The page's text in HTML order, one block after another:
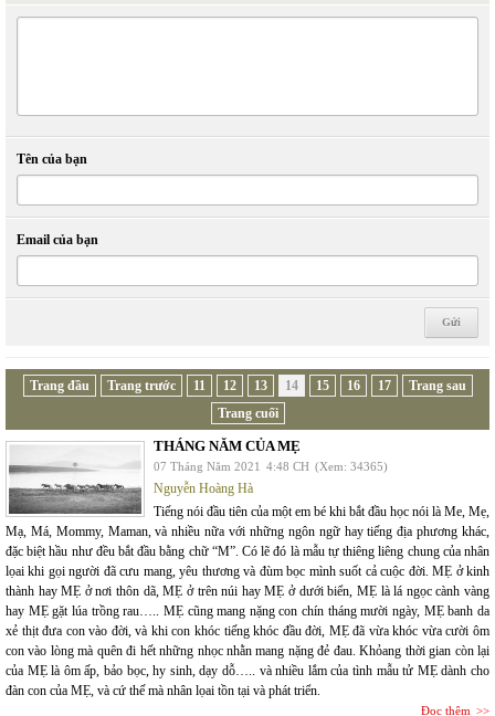
Tên của bạn
Email của bạn
Trang đầu Trang trước 11 12 13 14 15 16 17
Trang sau
Trang cuối
THÁNG NĂM CỦA MẸ
07 Tháng Năm 2021 4:48 CH (Xem: 34365)
Nguyễn Hoàng Hà
Tiếng nói đầu tiên của một em bé khi bắt đầu học nói là Me, Mẹ,
Mạ, Má, Mommy, Maman, và nhiều nữa với những ngôn ngữ hay tiếng địa phương khác,
đặc biệt hầu như đều bắt đầu bằng chữ “M”. Có lẽ đó là mẫu tự thiêng liêng chung của nhân
lọai khi gọi người đã cưu mang, yêu thương và đùm bọc mình suốt cả cuộc đời. MẸ ở kinh
thành hay MẸ ở nơi thôn dã, MẸ ở trên núi hay MẸ ở dưới biển, MẸ là lá ngọc cành vàng
hay MẸ gặt lúa trồng rau….. MẸ cũng mang nặng con chín tháng mười ngày, MẸ banh da
xẻ thịt đưa con vào đời, và khi con khóc tiếng khóc đầu đời, MẸ đã vừa khóc vừa cười ôm
con vào lòng mà quên đi hết những nhọc nhằn mang nặng đẻ đau. Khỏang thời gian còn lại
của MẸ là ôm ấp, bảo bọc, hy sinh, dạy dỗ….. và nhiều lắm của tình mẫu tử MẸ dành cho
đàn con của MẸ, và cứ thế mà nhân lọai tồn tại và phát triển.
Đọc thêm